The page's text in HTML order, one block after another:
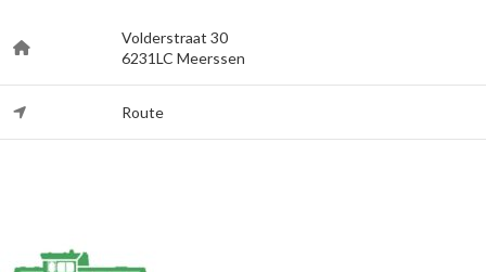
Volderstraat 30
6231LC Meerssen
Route